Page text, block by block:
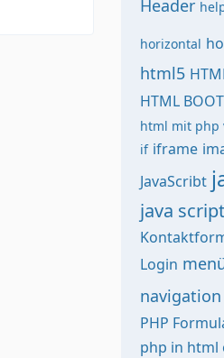
Header
horizontal
html5
HTML
html mit php
if iframe
JavaScribt
java script
Login
navigation
PHP
php in html